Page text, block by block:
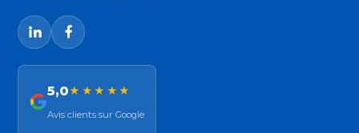
5,0★★★★★
Avis clients sur Google